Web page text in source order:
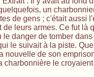
un
de gens ; c'était aussi
de leurs armes. Ce fut là
le danger de tomber
le suivait à la piste.
nouvelle de son
charbonnière le